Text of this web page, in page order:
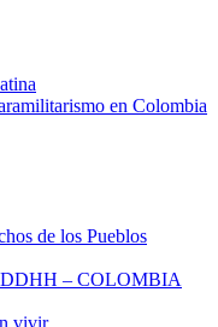
en Colombia
de los Pueblos
– COLOMBIA
vivir